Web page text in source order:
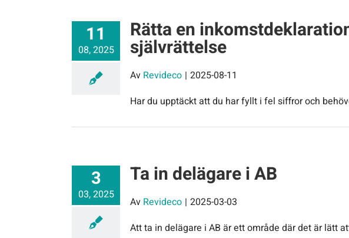
11
08, 2025
Rätta en
självrättelse
Av Revideco | 2025-08-11
Har du upptäckt att du har fyllt i fel siffror och
3
03, 2025
Ta in delägare i AB
Av Revideco | 2025-03-03
Att ta in delägare i AB är ett område där det är lätt